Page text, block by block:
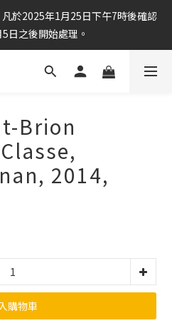
滿$800元即可免運費
於2025年1月25日下午7時後確認
日之後開始處理。
滿$800元即可免運費
Brion
2014,
購物車